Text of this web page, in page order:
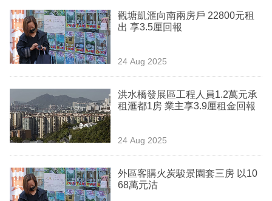
時
事
欄
訂
閱
區
觀塘凱滙向南兩房戶 22800元租
出 享3.5厘回報
24 Aug 2025
洪水橋發展區工程人員1.2萬元承
租滙都1房 業主享3.9厘租金回報
24 Aug 2025
外區客購火炭駿景園套三房 以10
68萬元沽